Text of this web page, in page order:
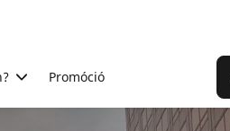
Promóció